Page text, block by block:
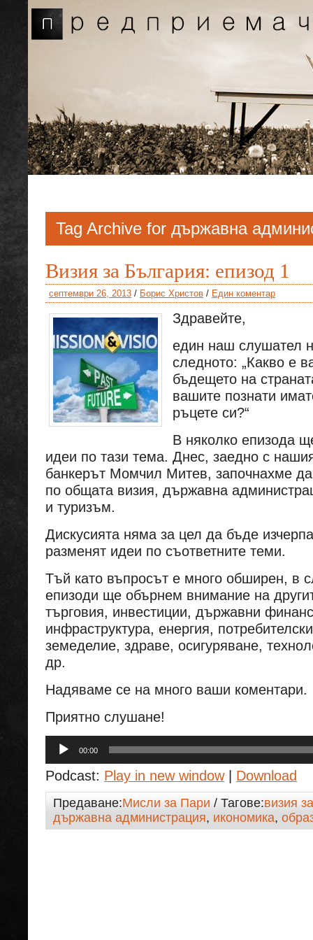
Tag Archive for държавна
Визия за България: епизод 1
септември 26, 2013 / Борис Христов / Един коментар
Здравейте,
един наш слушател
следното: „Какво е
бъдещето на
вашите познати
ръцете си?“
В няколко епизода
идеи по тази тема. Днес, заедно с
банкерът Момчил Митев, започнахме
по общата визия, държавна
и туризъм.
Дискусията няма за цел да бъде
разменят идеи по съответните теми.
Тъй като въпросът е много обширен, в
епизоди ще обърнем внимание на
търговия, инвестиции, държавни
инфраструктура, енергия,
земеделие, здраве, осигуряване,
др.
Надяваме се на много ваши коментари.
Приятно слушане!
Аудио
00:00
Podcast: Play in new window| Download
Предаване:Мисли за Пари / Тагове:визия
държавна администрация, икономика,